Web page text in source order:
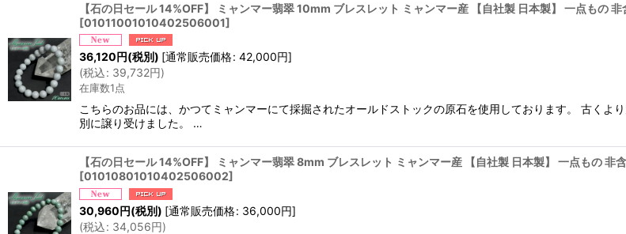
【石の日セール 14%OFF】 ミャンマー翡翠 10mm ブレスレット ミャンマー産 【自社製 日本製】 一点もの
[01011001010402506001]
36,120円(税別) [通常販売価格: 42,000円]
(税込: 39,732円)
在庫数1点
こちらのお品には、かつてミャンマーにて採掘されたオールドストックの原石を使用しております。 古く
別に譲り受けました。 …
【石の日セール 14%OFF】 ミャンマー翡翠 8mm ブレスレット ミャンマー産 【自社製 日本製】 一点もの
[01010801010402506002]
30,960円(税別) [通常販売価格: 36,000円]
(税込: 34,056円)